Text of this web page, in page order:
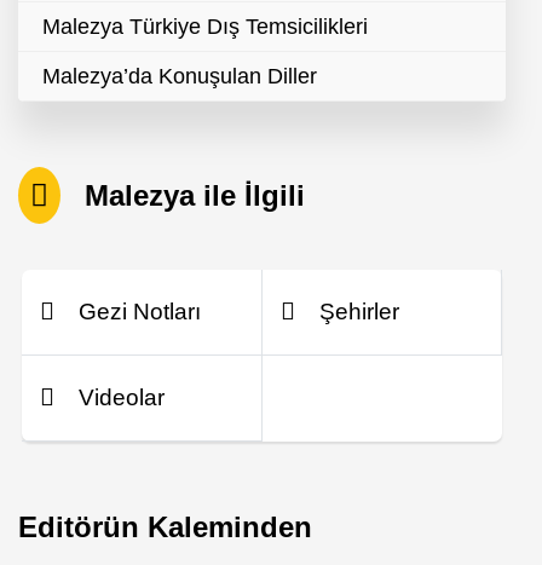
Malezya Türkiye Dış Temsicilikleri
Malezya’da Konuşulan Diller
Malezya ile İlgili
Gezi Notları Şehirler
Videolar
Editörün Kaleminden